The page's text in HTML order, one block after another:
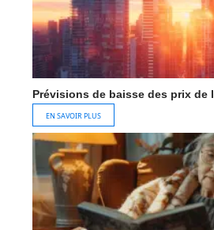
Prévisions de baisse des prix de
EN SAVOIR PLUS